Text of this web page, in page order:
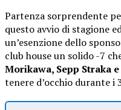
Partenza sorprendente
questo avvio di stagione
un’esenzione dello
club house un solido -7
Morikawa, Sepp Straka
tenere d’occhio durante